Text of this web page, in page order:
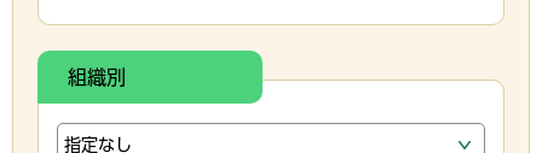
組織別